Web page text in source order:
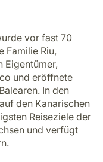
vor fast 70
Familie Riu,
Eigentümer,
und eröffnete
In den
den Kanarischen
Reiseziele der
und verfügt